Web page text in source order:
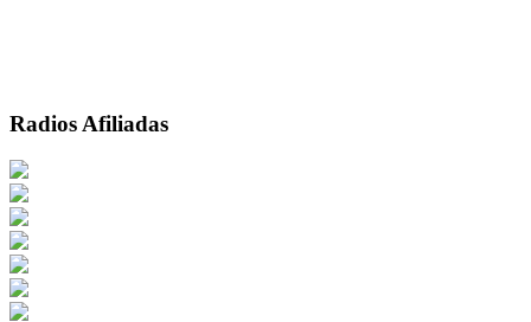
Radios Afiliadas